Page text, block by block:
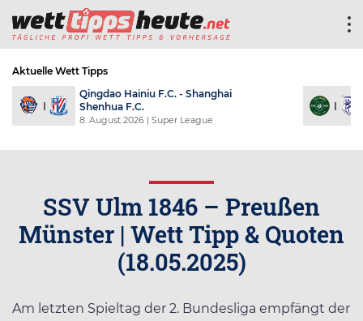
Aktuelle Wett Tipps
Qingdao Hainiu F.C. - Shanghai
Shenhua F.C.
8. August 2026 | Super League
SSV Ulm 1846 – Preußen
Münster | Wett Tipp & Quoten
(18.05.2025)
Am letzten Spieltag der 2. Bundesliga empfängt der